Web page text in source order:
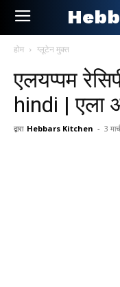
होम ग्लूटेन मुक्त
एलयप्पम
hindi | एला
द्वारा Hebbars Kitchen - 3